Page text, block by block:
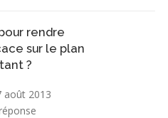
rendre
sur le plan
?
août 2013